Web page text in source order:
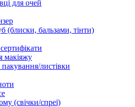
для очей
(блиски, бальзами, тінти)
макіяжу
листівки
(свічки/спреї)